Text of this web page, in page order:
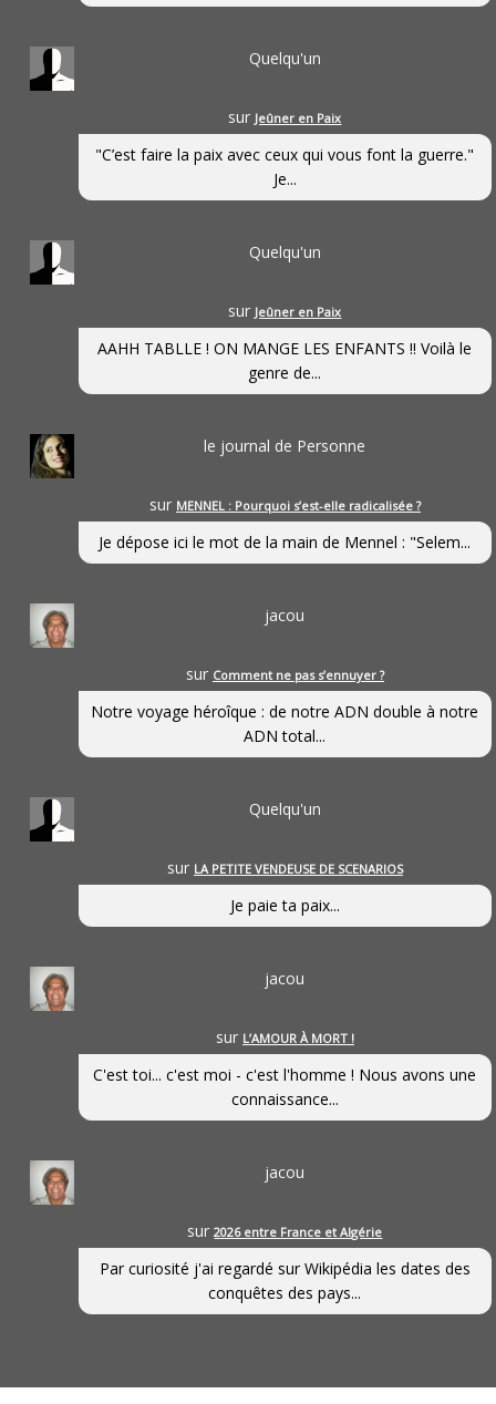
Quelqu'un
sur Jeûner en Paix
"C’est faire la paix avec ceux qui vous font la guerre."
Je...
Quelqu'un
sur Jeûner en Paix
AAHH TABLLE ! ON MANGE LES ENFANTS !! Voilà le
genre de...
le journal de Personne
sur MENNEL : Pourquoi s’est-elle radicalisée ?
Je dépose ici le mot de la main de Mennel : "Selem...
jacou
sur Comment ne pas s’ennuyer ?
Notre voyage héroîque : de notre ADN double à notre
ADN total...
Quelqu'un
sur LA PETITE VENDEUSE DE SCENARIOS
Je paie ta paix...
jacou
sur L’AMOUR À MORT !
C'est toi... c'est moi - c'est l'homme ! Nous avons une
connaissance...
jacou
sur2026 entre France et Algérie
Par curiosité j'ai regardé sur Wikipédia les dates des
conquêtes des pays...